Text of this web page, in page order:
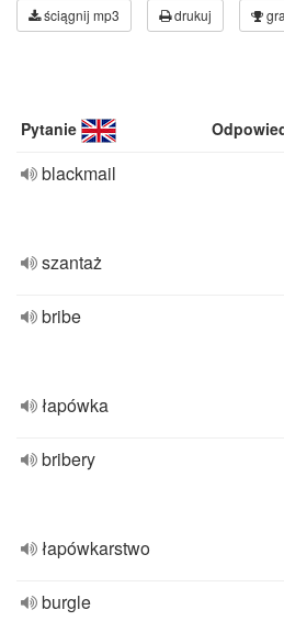
ściągnij mp3 drukuj
Pytanie
blackmail
szantaż
bribe
łapówka
bribery
łapówkarstwo
burgle